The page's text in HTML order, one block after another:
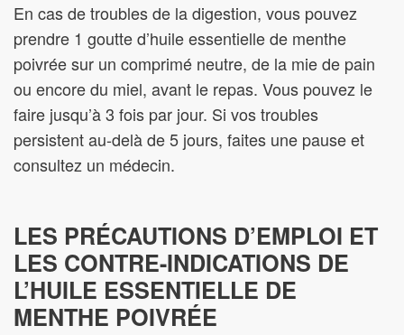
En cas de troubles de la digestion, vous pouvez
prendre 1 goutte d’huile essentielle de menthe
poivrée sur un comprimé neutre, de la mie de pain
ou encore du miel, avant le repas. Vous pouvez le
faire jusqu’à 3 fois par jour. Si vos troubles
persistent au-delà de 5 jours, faites une pause et
consultez un médecin.
LES PRÉCAUTIONS D’EMPLOI ET
LES CONTRE-INDICATIONS DE
L’HUILE ESSENTIELLE DE
MENTHE POIVRÉE